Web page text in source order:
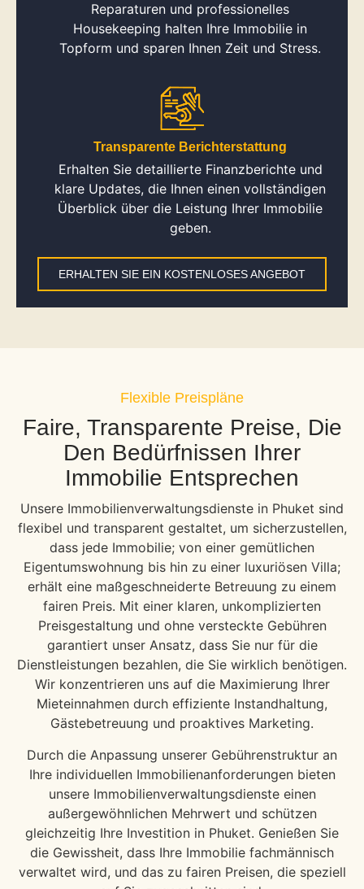
Reparaturen und professionelles
Housekeeping halten Ihre Immobilie in
Topform und sparen Ihnen Zeit und Stress.
Transparente Berichterstattung
Erhalten Sie detaillierte Finanzberichte und
klare Updates, die Ihnen einen vollständigen
Überblick über die Leistung Ihrer Immobilie
geben.
ERHALTEN SIE EIN KOSTENLOSES ANGEBOT
Flexible Preispläne
Faire, Transparente Preise, Die
Den Bedürfnissen Ihrer
Immobilie Entsprechen
Unsere Immobilienverwaltungsdienste in Phuket sind
flexibel und transparent gestaltet, um sicherzustellen,
dass jede Immobilie; von einer gemütlichen
Eigentumswohnung bis hin zu einer luxuriösen Villa;
erhält eine maßgeschneiderte Betreuung zu einem
fairen Preis. Mit einer klaren, unkomplizierten
Preisgestaltung und ohne versteckte Gebühren
garantiert unser Ansatz, dass Sie nur für die
Dienstleistungen bezahlen, die Sie wirklich benötigen.
Wir konzentrieren uns auf die Maximierung Ihrer
Mieteinnahmen durch effiziente Instandhaltung,
Gästebetreuung und proaktives Marketing.
Durch die Anpassung unserer Gebührenstruktur an
Ihre individuellen Immobilienanforderungen bieten
unsere Immobilienverwaltungsdienste einen
außergewöhnlichen Mehrwert und schützen
gleichzeitig Ihre Investition in Phuket. Genießen Sie
die Gewissheit, dass Ihre Immobilie fachmännisch
verwaltet wird, und das zu fairen Preisen, die speziell